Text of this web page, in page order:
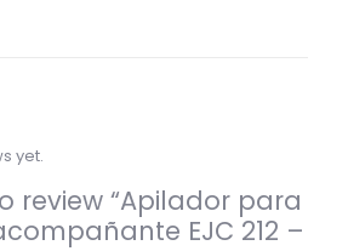
yet.
review “Apilador para
EJC 212 –